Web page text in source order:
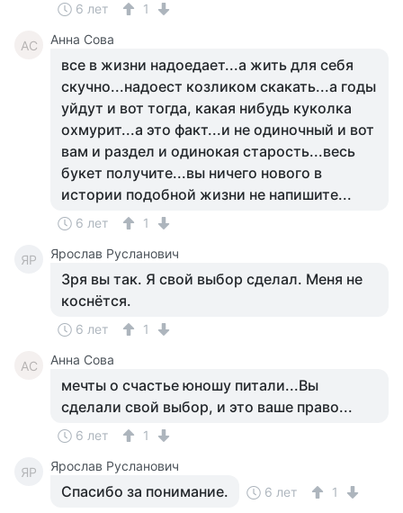
6 лет 1
АС Анна Сова
все в жизни надоедает...а жить для себя
скучно...надоест козликом скакать...а годы
уйдут и вот тогда, какая нибудь куколка
охмурит...а это факт...и не одиночный и вот
вам и раздел и одинокая старость...весь
букет получите...вы ничего нового в
истории подобной жизни не напишите...
6 лет 1
ЯР Ярослав Русланович
Зря вы так. Я свой выбор сделал. Меня не
коснётся.
6 лет 1
АС Анна Сова
мечты о счастье юношу питали...Вы
сделали свой выбор, и это ваше право...
6 лет 1
ЯР Ярослав Русланович
Спасибо за понимание. 6 лет 1